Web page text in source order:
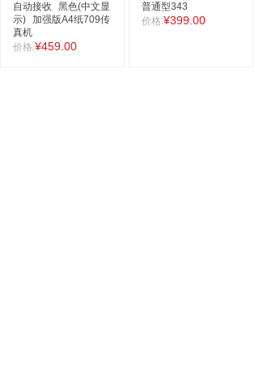
自动接收
黑色(中文显
示) 加强版A4纸709传
真机
价格:¥459.00
普通型343
价格:¥399.00